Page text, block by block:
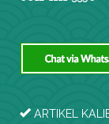
ARTIKEL